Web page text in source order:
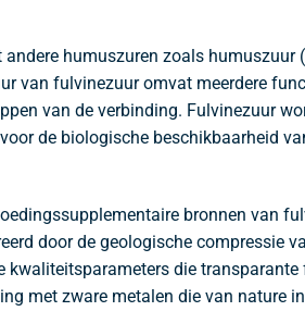
humuszuren zoals
van fulvinezuur omvat meerdere
van de verbinding. Fulvinezuur
de biologische beschikbaarheid
bronnen van
door de geologische compressie
die
met zware metalen die van nature